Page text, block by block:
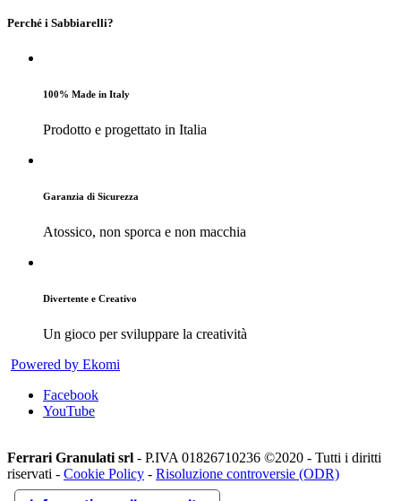
Perché i Sabbiarelli?
100% Made in Italy
Prodotto e progettato in Italia
Garanzia di Sicurezza
Atossico, non sporca e non macchia
Divertente e Creativo
Un gioco per sviluppare la creatività
Powered by Ekomi
Facebook
YouTube
Ferrari Granulati srl - P.IVA 01826710236 ©2020 - Tutti i diritti
riservati - Cookie Policy - Risoluzione controversie (ODR)